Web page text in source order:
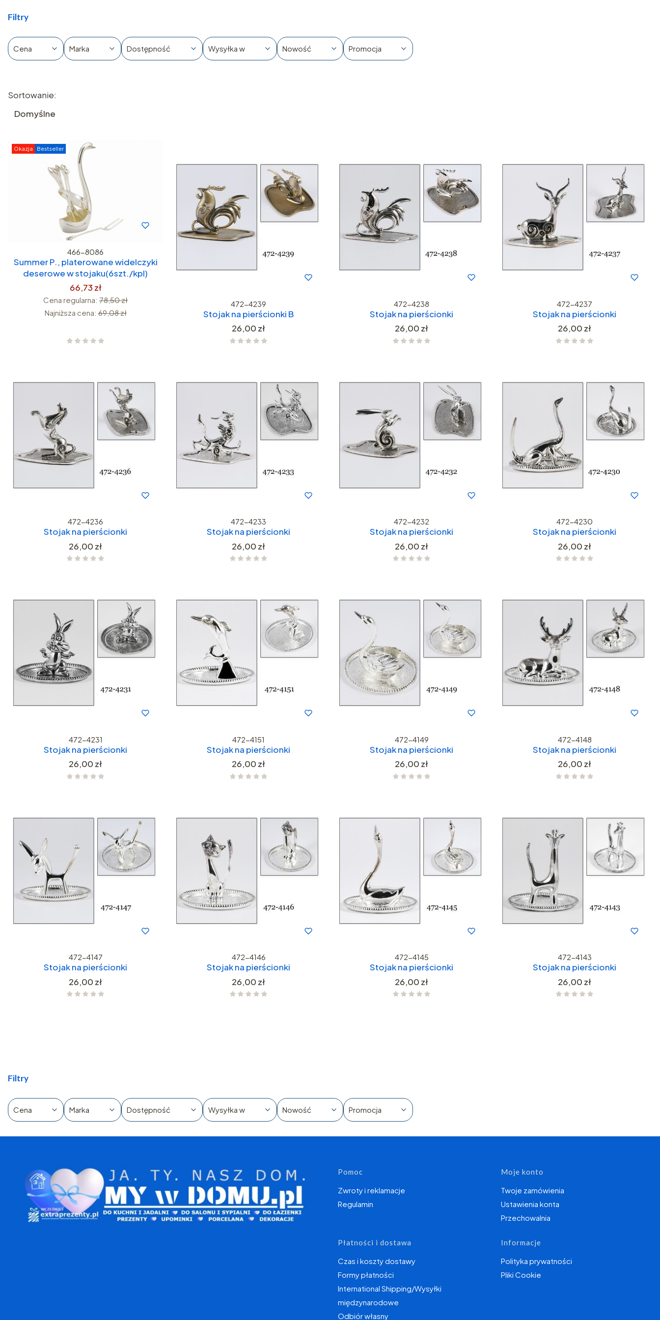
Filtry
Cena Marka Dostępność Wysyłka w Nowość Promocja
Lista produktów
Sortowanie:
Domyślne
Okazja Bestseller
466-8086
Summer P., platerowane widelczyki
deserowe w stojaku(6szt./kpl)
66,73 zł
Cena regularna: 78,50 zł
Najniższa cena: 69,08 zł
472-4239
Stojak na pierścionki B
Cena
26,00 zł
472-4238
Stojak na pierścionki
Cena
26,00 zł
472-4237
Stojak na pierścionki
Cena
26,00 zł
472-4236
Stojak na pierścionki
Cena
26,00 zł
472-4233
Stojak na pierścionki
Cena
26,00 zł
472-4232
Stojak na pierścionki
Cena
26,00 zł
472-4230
Stojak na pierścionki
Cena
26,00 zł
472-4231
Stojak na pierścionki
Cena
26,00 zł
472-4151
Stojak na pierścionki
Cena
26,00 zł
472-4149
Stojak na pierścionki
Cena
26,00 zł
472-4148
Stojak na pierścionki
Cena
26,00 zł
472-4147
Stojak na pierścionki
Cena
26,00 zł
472-4146
Stojak na pierścionki
Cena
26,00 zł
472-4145
Stojak na pierścionki
Cena
26,00 zł
472-4143
Stojak na pierścionki
Cena
26,00 zł
Filtry
Cena Marka Dostępność Wysyłka w Nowość Promocja
Linki w stopce
Pomoc
Zwroty i reklamacje
Regulamin
Moje konto
Twoje zamówienia
Ustawienia konta
Przechowalnia
Płatności i dostawa
Czas i koszty dostawy
Formy płatności
International Shipping/Wysyłki
międzynarodowe
Odbiór własny
Informacje
Polityka prywatności
Pliki Cookie